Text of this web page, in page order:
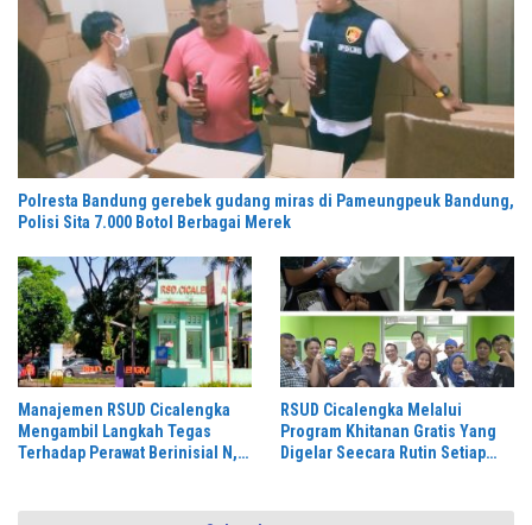
Polresta Bandung gerebek gudang miras di Pameungpeuk Bandung,
Polisi Sita 7.000 Botol Berbagai Merek
Manajemen RSUD Cicalengka
Mengambil Langkah Tegas
Terhadap Perawat Berinisial N,
Media Sosial
RSUD Cicalengka Melalui
Program Khitanan Gratis Yang
Digelar Seecara Rutin Setiap